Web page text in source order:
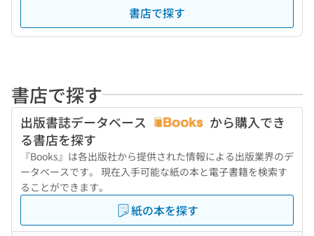
書店で探す
書店で探す
出版書誌データベース
から購入でき
る書店を探す
『Books』は各出版社から提供された情報による出版業界のデ
ータベースです。 現在入手可能な紙の本と電子書籍を検索す
ることができます。
紙の本を探す